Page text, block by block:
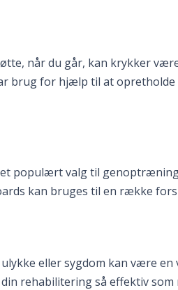
når du går, kan krykker
brug for hjælp til at
populært valg til
kan bruges til en række
eller sygdom kan være
rehabilitering så effektiv